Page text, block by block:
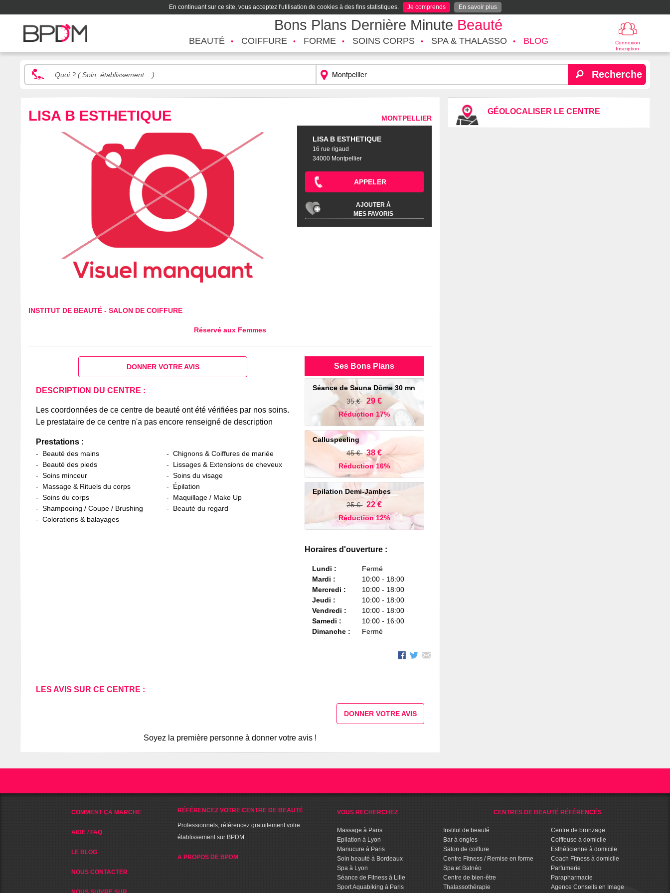
En continuant sur ce site, vous acceptez l'utilisation de cookies à des fins statistiques. Je comprends En savoir plus
Bons Plans Dernière Minute Beauté
Connexion
Inscription
BEAUTÉ COIFFURE FORME SOINS CORPS SPA & THALASSO BLOG
Recherche
GÉOLOCALISER LE CENTRE
LISA B ESTHETIQUE MONTPELLIER
LISA B ESTHETIQUE
16 rue rigaud
34000 Montpellier
APPELER
AJOUTER À
MES FAVORIS
INSTITUT DE BEAUTÉ-SALON DE COIFFURE
Réservé aux Femmes
Ses Bons Plans
Séance de Sauna Dôme 30 mn
35 € 29 €
Réduction 17%
Calluspeeling
45 € 38 €
Réduction 16%
Epilation Demi-Jambes
25 € 22 €
Réduction 12%
Horaires d'ouverture :
Lundi :
Fermé
Mardi :
10:00 - 18:00
Mercredi :
10:00 - 18:00
Jeudi :
10:00 - 18:00
Vendredi :
10:00 - 18:00
Samedi :
10:00 - 16:00
Dimanche :
Fermé
DONNER VOTRE AVIS
DESCRIPTION DU CENTRE :
Les coordonnées de ce centre de beauté ont été vérifiées par nos soins.
Le prestataire de ce centre n'a pas encore renseigné de description
Prestations :
Beauté des mains
Beauté des pieds
Soins minceur
Massage & Rituels du corps
Soins du corps
Shampooing / Coupe / Brushing
Colorations & balayages
Chignons & Coiffures de mariée
Lissages & Extensions de cheveux
Soins du visage
Épilation
Maquillage / Make Up
Beauté du regard
LES AVIS SUR CE CENTRE :
DONNER VOTRE AVIS
Soyez la première personne à donner votre avis !
COMMENT ÇA MARCHE
AIDE / FAQ
LE BLOG
NOUS CONTACTER
RÉFÉRENCEZ VOTRE CENTRE DE BEAUTÉ
Professionnels, référencez gratuitement votre
établissement sur BPDM.
A PROPOS DE BPDM
VOUS RECHERCHEZ
Massage à Paris
Epilation à Lyon
Manucure à Paris
Soin beauté à Bordeaux
Spa à Lyon
Séance de Fitness à Lille
Sport Aquabiking à Paris
CENTRES DE BEAUTÉ RÉFÉRENCÉS
Institut de beauté
Bar à ongles
Salon de coiffure
Centre Fitness / Remise en forme
Spa et Balnéo
Centre de bien-être
Thalassothérapie
Centre de bronzage
Coiffeuse à domicile
Esthéticienne à domicile
Coach Fitness à domicile
Parfumerie
Parapharmacie
Agence Conseils en Image